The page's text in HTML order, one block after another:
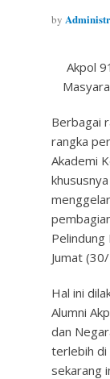
by
Akpol
Berbagai
rangka
Akademi
Pelindung
Jumat
Hal ini
Alumni
dan
terlebih di
sekarang